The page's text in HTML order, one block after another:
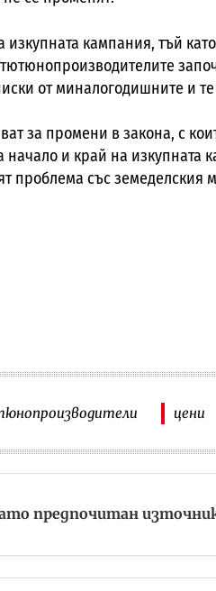
кампания, тъй
от миналогодишните и
за промени в закона, с
и край на изкупната
проблема със земеделския
цени
предпочитан